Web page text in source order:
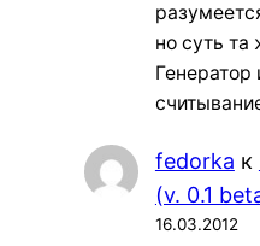
но суть
fedorka к
(v. 0.1
16.03.2012